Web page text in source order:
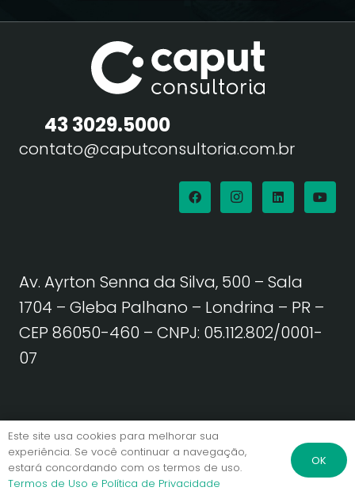
43 3029.5000
contato@caputconsultoria.com.br
Av. Ayrton Senna da Silva, 500 – Sala
1704 – Gleba Palhano – Londrina – PR –
CEP 86050-460 – CNPJ: 05.112.802/0001-
07
Política de Privacidade | Termos de Uso
© Caput Consultoria. Todos os direitos reservados.
Este site usa cookies para melhorar sua
experiência. Se você continuar a navegação,
estará concordando com os termos de uso.
Termos de Uso e Política de Privacidade
OK